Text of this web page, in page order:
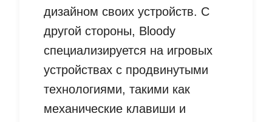
дизайном своих устройств. С
другой стороны, Bloody
специализируется на игровых
устройствах с продвинутыми
технологиями, такими как
механические клавиши и